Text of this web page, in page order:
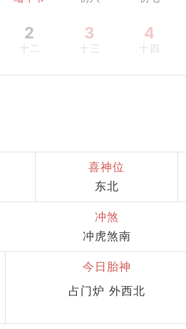
2 3 4
十四
喜神位
东北
冲煞
冲虎煞南
今日胎神
占门炉 外西北